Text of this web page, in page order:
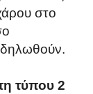
στο
τύπου 2